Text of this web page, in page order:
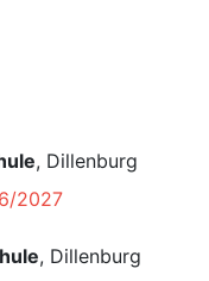
, Dillenburg
2027
, Dillenburg